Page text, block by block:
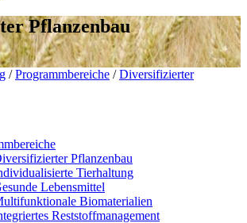
Pflanzenbau
/ Programmbereiche / Diversifizierter
Pflanzenbau
Tierhaltung
Lebensmittel
Biomaterialien
Reststoffmanagement